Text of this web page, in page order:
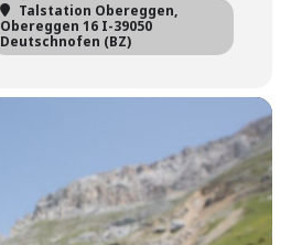
Talstation Obereggen,
Obereggen 16 I-39050
Deutschnofen (BZ)